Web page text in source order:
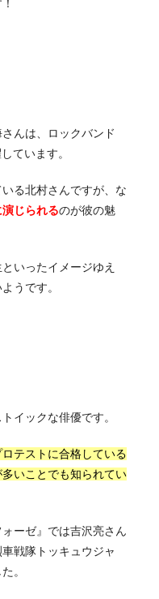
んは、ロックバンド
ています。
る北村さんですが、な
じられるのが彼の魅
いったイメージゆえ
うです。
イックな俳優です。
テストに合格している
いことでも知られてい
ーゼ』では吉沢亮さん
戦隊トッキュウジャ
。